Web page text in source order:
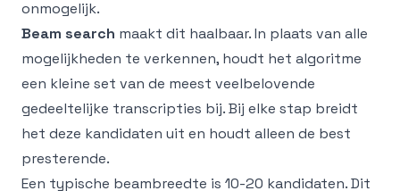
onmogelijk.
Beam search maakt dit haalbaar. In plaats van alle
mogelijkheden te verkennen, houdt het algoritme
een kleine set van de meest veelbelovende
gedeeltelijke transcripties bij. Bij elke stap breidt
het deze kandidaten uit en houdt alleen de best
presterende.
Een typische beambreedte is 10-20 kandidaten. Dit